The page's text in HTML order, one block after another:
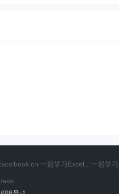
一起学习Excel，一起学